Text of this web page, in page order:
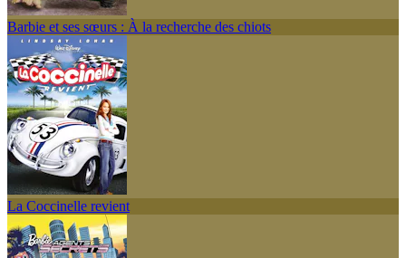
Barbie et ses sœurs : À la recherche des chiots
La Coccinelle revient